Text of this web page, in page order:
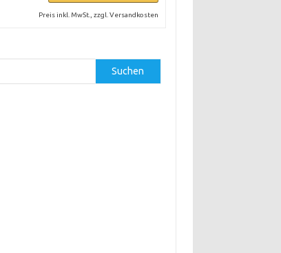
Preis inkl. MwSt., zzgl. Versandkosten
Suchen